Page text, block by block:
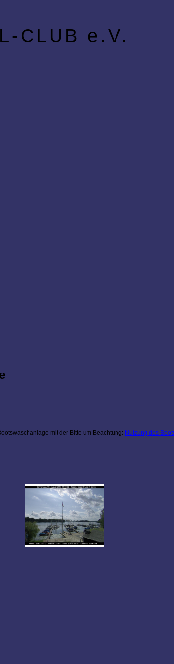
CLUB e.V.
mit der Bitte um Beachtung: Nutzung des